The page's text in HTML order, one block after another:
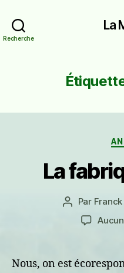
Recherche
La
La
Auteur
l’article
Par Franck
Nous, on est